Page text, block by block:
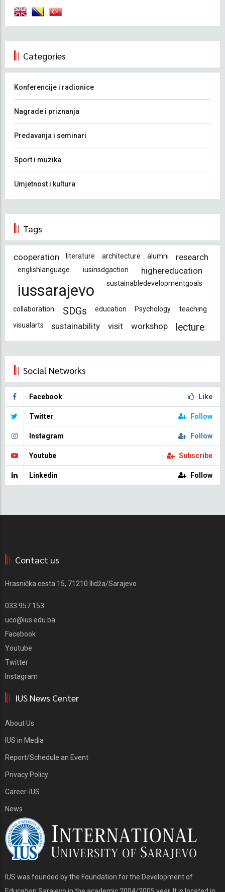
Categories
Konferencije i radionice
Nagrade i priznanja
Predavanja i seminari
Sport i muzika
Umjetnost i kultura
Tags
cooperation literature architecture alumni research
englishlanguage iusinsdgaction highereducation
iussarajevo sustainabledevelopmentgoals
collaboration SDGs education Psychology
teaching
visualarts
sustainability visit workshop lecture
Social Networks
Facebook Like
Twitter Follow
Instagram Follow
Youtube Subscribe
Linkedin Follow
Contact us
Hrasnička cesta 15, 71210 Ilidža/Sarajevo
033 957 153
uco@ius.edu.ba
Facebook
Youtube
Twitter
Instagram
IUS News Center
About Us
IUS in Media
Report/Schedule an Event
Privacy Policy
Career-IUS
News
IUS was founded by the Foundation for the Development of